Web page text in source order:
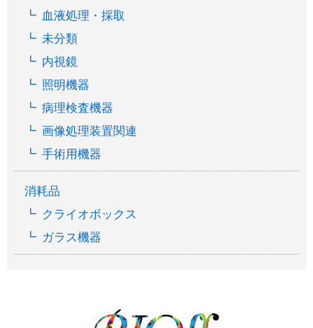
血液処理・採取
未分類
内視鏡
照明機器
病理検査機器
画像処理装置関連
手術用機器
消耗品
クライオボックス
ガラス機器